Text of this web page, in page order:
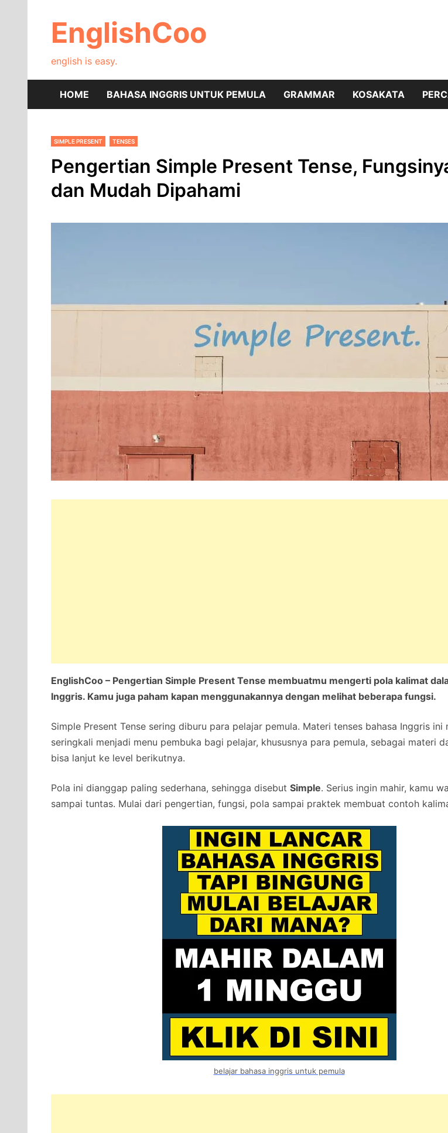
contentEnglishCoo
english is easy.
HOME BAHASA INGGRIS UNTUK PEMULA GRAMMAR KOSAKATA
SIMPLE PRESENT TENSES
Pengertian Simple Present Tense,
dan Mudah Dipahami
EnglishCoo – Pengertian Simple Present Tense membuatmu mengerti pola kalimat
Inggris. Kamu juga paham kapan menggunakannya dengan melihat beberapa fungsi.
Simple Present Tense sering diburu para pelajar pemula. Materi tenses bahasa Inggris ini
seringkali menjadi menu pembuka bagi pelajar, khususnya para pemula, sebagai materi
bisa lanjut ke level berikutnya.
Pola ini dianggap paling sederhana, sehingga disebut Simple. Serius ingin mahir, kamu
sampai tuntas. Mulai dari pengertian, fungsi, pola sampai praktek membuat contoh
belajar bahasa inggris untuk pemula